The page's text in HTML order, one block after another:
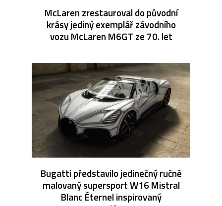
McLaren zrestauroval do původní
krásy jediný exemplář závodního
vozu McLaren M6GT ze 70. let
Bugatti představilo jedinečný ručně
malovaný supersport W16 Mistral
Blanc Éternel inspirovaný